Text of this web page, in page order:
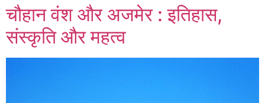
चौहान वंश और अजमेर : इतिहास,
संस्कृति और महत्व